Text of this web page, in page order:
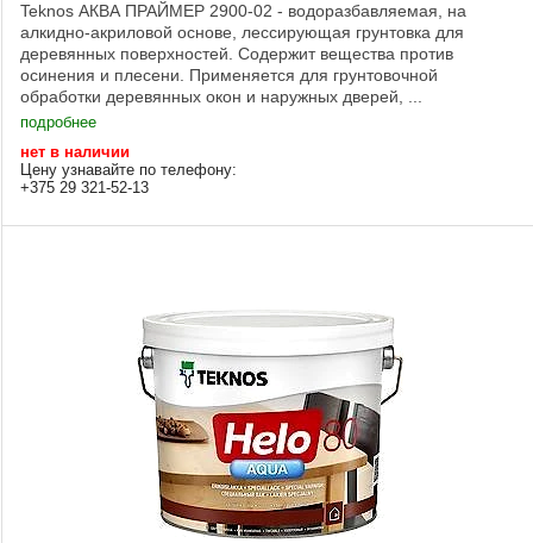
Teknos АКВА ПРАЙМЕР 2900-02 - водоразбавляемая, на
алкидно-акриловой основе, лессирующая грунтовка для
деревянных поверхностей. Содержит вещества против
осинения и плесени. Применяется для грунтовочной
обработки деревянных окон и наружных дверей, ...
подробнее
нет в наличии
Цену узнавайте по телефону:
+375 29 321-52-13